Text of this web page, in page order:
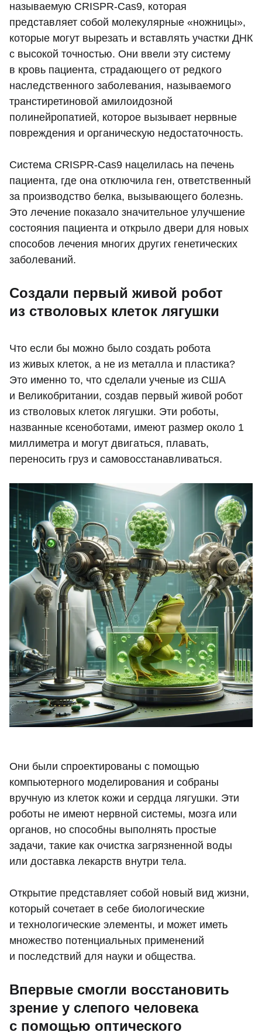
называемую CRISPR-Cas9, которая
представляет собой молекулярные «ножницы»,
которые могут вырезать и вставлять участки ДНК
с высокой точностью. Они ввели эту систему
в кровь пациента, страдающего от редкого
наследственного заболевания, называемого
транстиретиновой амилоидозной
полинейропатией, которое вызывает нервные
повреждения и органическую недостаточность.
Система CRISPR-Cas9 нацелилась на печень
пациента, где она отключила ген, ответственный
за производство белка, вызывающего болезнь.
Это лечение показало значительное улучшение
состояния пациента и открыло двери для новых
способов лечения многих других генетических
заболеваний.
Создали первый живой робот
из стволовых клеток лягушки
Что если бы можно было создать робота
из живых клеток, а не из металла и пластика?
Это именно то, что сделали ученые из США
и Великобритании, создав первый живой робот
из стволовых клеток лягушки. Эти роботы,
названные ксеноботами, имеют размер около 1
миллиметра и могут двигаться, плавать,
переносить груз и самовосстанавливаться.
Они были спроектированы с помощью
компьютерного моделирования и собраны
вручную из клеток кожи и сердца лягушки. Эти
роботы не имеют нервной системы, мозга или
органов, но способны выполнять простые
задачи, такие как очистка загрязненной воды
или доставка лекарств внутри тела.
Открытие представляет собой новый вид жизни,
который сочетает в себе биологические
и технологические элементы, и может иметь
множество потенциальных применений
и последствий для науки и общества.
Впервые смогли восстановить
зрение у слепого человека
с помощью оптического